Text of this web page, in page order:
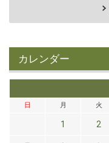
カレンダー
日 月 火
1 2